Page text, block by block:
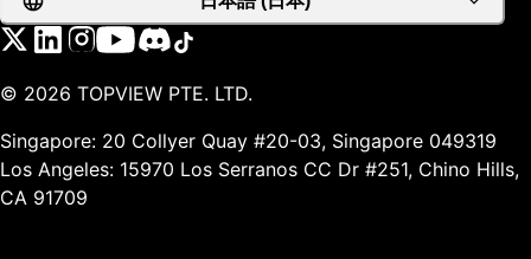
© 2026 TOPVIEW PTE. LTD.
Singapore: 20 Collyer Quay #20-03, Singapore 049319
Los Angeles: 15970 Los Serranos CC Dr #251, Chino Hills,
CA 91709